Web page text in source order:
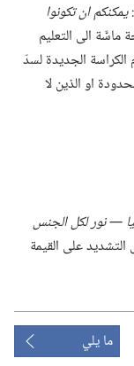
يمكنكم ان تكونوا
ماسَّة الى التعليم
الجديدة لسدّ
او الذين لا
—‏ نور لكل الجنس
على القيمة
ما يلي